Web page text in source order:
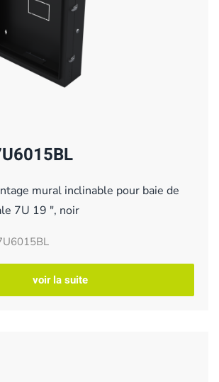
mural inclinable pour baie de
7U 19 ", noir
voir la suite